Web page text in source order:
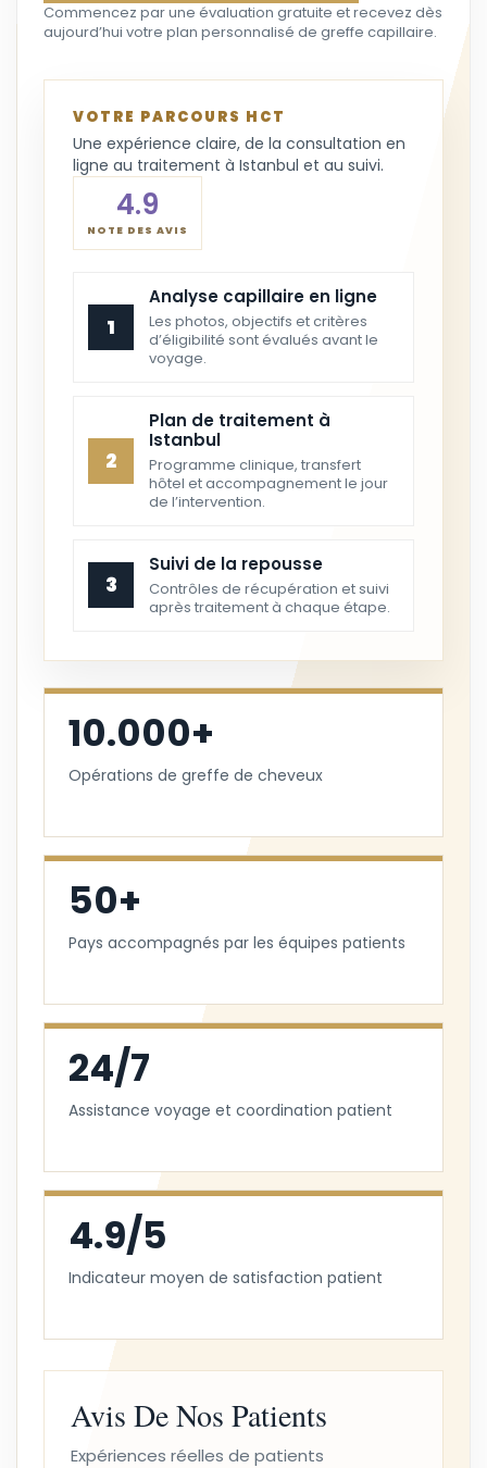
Commencez par une évaluation gratuite et recevez dès
aujourd’hui votre plan personnalisé de greffe capillaire.
VOTRE PARCOURS HCT
Une expérience claire, de la consultation en
ligne au traitement à Istanbul et au suivi.
4.9
NOTE DES AVIS
1
Analyse capillaire en ligne
Les photos, objectifs et critères
d’éligibilité sont évalués avant le
voyage.
2
Plan de traitement à
Istanbul
Programme clinique, transfert
hôtel et accompagnement le jour
de l’intervention.
3
Suivi de la repousse
Contrôles de récupération et suivi
après traitement à chaque étape.
10.000+
Opérations de greffe de cheveux
50+
Pays accompagnés par les équipes patients
24/7
Assistance voyage et coordination patient
4.9/5
Indicateur moyen de satisfaction patient
Avis De Nos Patients
Expériences réelles de patients